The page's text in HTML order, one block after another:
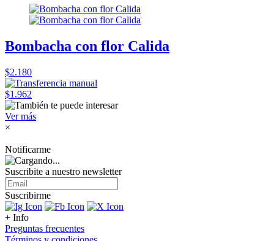
Bombacha con flor Calida
$2.180
$1.962
Ver más
×
Notificarme
Suscribite a nuestro newsletter
Suscribirme
+ Info
Preguntas frecuentes